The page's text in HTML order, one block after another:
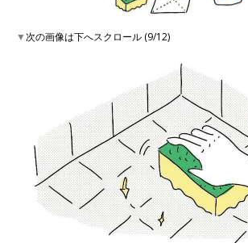
▼次の画像は下へスクロール (9/12)